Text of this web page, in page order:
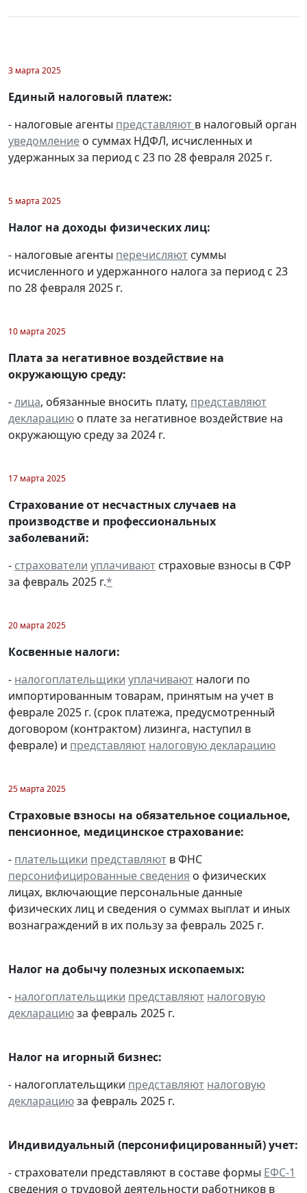
3 марта 2025
Единый налоговый платеж:
- налоговые агенты представляют в налоговый орган
уведомление о суммах НДФЛ, исчисленных и
удержанных за период с 23 по 28 февраля 2025 г.
5 марта 2025
Налог на доходы физических лиц:
- налоговые агенты перечисляют суммы
исчисленного и удержанного налога за период с 23
по 28 февраля 2025 г.
10 марта 2025
Плата за негативное воздействие на
окружающую среду:
-лица, обязанные вносить плату, представляют
декларацию о плате за негативное воздействие на
окружающую среду за 2024 г.
17 марта 2025
Страхование от несчастных случаев на
производстве и профессиональных
заболеваний:
- страхователи уплачивают страховые взносы в СФР
за февраль 2025 г.*
20 марта 2025
Косвенные налоги:
- налогоплательщики уплачивают налоги по
импортированным товарам, принятым на учет в
феврале 2025 г. (срок платежа, предусмотренный
договором (контрактом) лизинга, наступил в
феврале) и представляют налоговую декларацию
25 марта 2025
Страховые взносы на обязательное социальное,
пенсионное, медицинское страхование:
- плательщики представляют в ФНС
персонифицированные сведения о физических
лицах, включающие персональные данные
физических лиц и сведения о суммах выплат и иных
вознаграждений в их пользу за февраль 2025 г.
Налог на добычу полезных ископаемых:
- налогоплательщики представляют налоговую
декларациюза февраль 2025 г.
Налог на игорный бизнес:
- налогоплательщики представляют налоговую
декларациюза февраль 2025 г.
Индивидуальный (персонифицированный) учет:
- страхователи представляют в составе формы ЕФС-1
сведения о трудовой деятельности работников в